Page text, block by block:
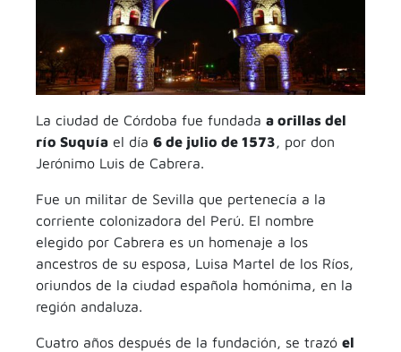
La ciudad de Córdoba fue fundada a orillas del
río Suquía el día 6 de julio de 1573, por don
Jerónimo Luis de Cabrera.
Fue un militar de Sevilla que pertenecía a la
corriente colonizadora del Perú. El nombre
elegido por Cabrera es un homenaje a los
ancestros de su esposa, Luisa Martel de los Ríos,
oriundos de la ciudad española homónima, en la
región andaluza.
Cuatro años después de la fundación, se trazó el